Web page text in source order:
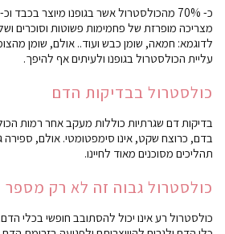
מצריכה מופרזת של פחמימות פשוטות וסוכרים ושל
לדוגמא: חמאה, שומן כבש ועוד.. אולם, שומן
עליית הכולסטרול בגופנו ולעיתים אף להיפך.
כולסטרול בבדיקות הדם
בדיקות דם שגרתיות כוללות מעקב אחר רמות
בדם, כרוצח שקט, אינו סימפטומטי. אולם, ספירה
תהליכים מסוכנים מאוד לחיינו.
כולסטרול גבוה זה לא רק מספר
כולסטרול רע אינו יכול להסתובב חופשי בכלי